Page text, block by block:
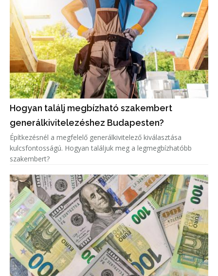
Hogyan találj megbízható szakembert
generálkivitelezéshez Budapesten?
Építkezésnél a megfelelő generálkivitelező kiválasztása
kulcsfontosságú. Hogyan találjuk meg a legmegbízhatóbb
szakembert?